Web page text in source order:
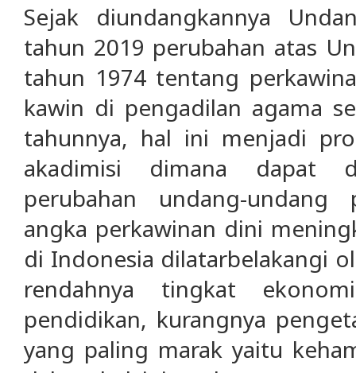
Sejak diundangkannya
tahun 2019 perubahan atas
tahun 1974 tentang
kawin di pengadilan agama
tahunnya, hal ini menjadi
akadimisi dimana dapat
perubahan undang-undang
angka perkawinan dini
di Indonesia dilatarbelakangi
rendahnya tingkat
pendidikan, kurangnya
yang paling marak yaitu